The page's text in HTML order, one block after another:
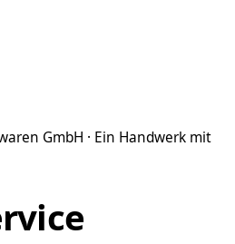
GmbH · Ein Handwerk mit